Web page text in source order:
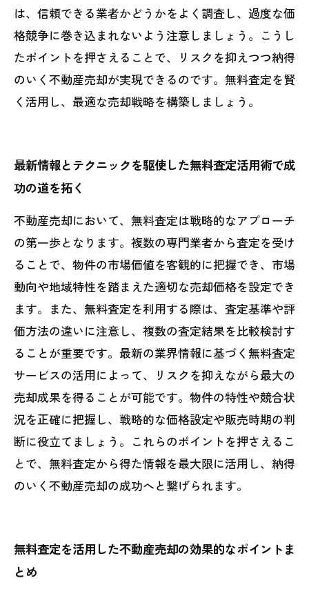
は、信頼できる業者かどうかをよく調査し、過度な価
格競争に巻き込まれないよう注意しましょう。こうし
たポイントを押さえることで、リスクを抑えつつ納得
のいく不動産売却が実現できるのです。無料査定を賢
く活用し、最適な売却戦略を構築しましょう。
最新情報とテクニックを駆使した無料査定活用術で成
功の道を拓く
不動産売却において、無料査定は戦略的なアプローチ
の第一歩となります。複数の専門業者から査定を受け
ることで、物件の市場価値を客観的に把握でき、市場
動向や地域特性を踏まえた適切な売却価格を設定でき
ます。また、無料査定を利用する際は、査定基準や評
価方法の違いに注意し、複数の査定結果を比較検討す
ることが重要です。最新の業界情報に基づく無料査定
サービスの活用によって、リスクを抑えながら最大の
売却成果を得ることが可能です。物件の特性や競合状
況を正確に把握し、戦略的な価格設定や販売時期の判
断に役立てましょう。これらのポイントを押さえるこ
とで、無料査定から得た情報を最大限に活用し、納得
のいく不動産売却の成功へと繋げられます。
無料査定を活用した不動産売却の効果的なポイントま
とめ